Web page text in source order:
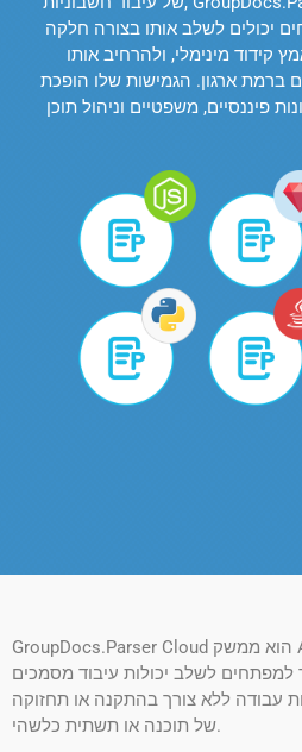
יכולים לשלב אותו בצורה חלקה
קידוד מינימלי, ולהרחיב אותו
ברמת ארגון. הגמישות שלו הופכת
GroupDocs.Parser Cloud הוא ממשק API לניתוח מסמכים ומיצוי
למפתחים לשלב יכולות עיבוד מסמכים
עבודה ללא צורך בהתקנה או תחזוקה
של תוכנה או תשתית כלשהי.